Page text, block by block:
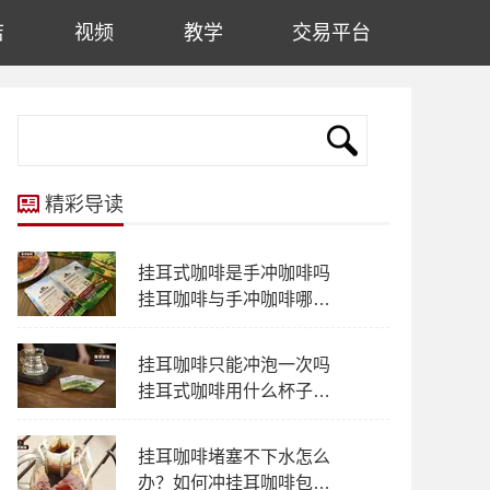
视频 教学 交易平台
精彩导读
挂耳式咖啡是手冲咖啡吗
挂耳咖啡与手冲咖啡哪个
挂耳咖啡只能冲泡一次吗
挂耳式咖啡用什么杯子冲
挂耳咖啡堵塞不下水怎么
办？如何冲挂耳咖啡包不